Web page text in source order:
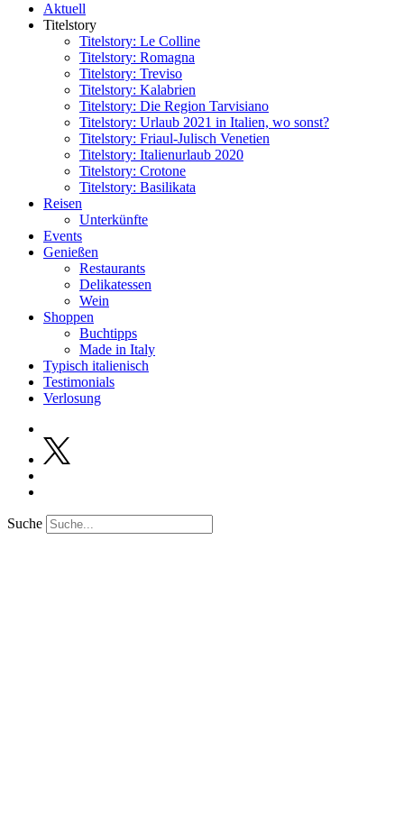
Aktuell
Titelstory
Titelstory: Le Colline
Titelstory: Romagna
Titelstory: Treviso
Titelstory: Kalabrien
Titelstory: Die Region Tarvisiano
Titelstory: Urlaub 2021 in Italien, wo sonst?
Titelstory: Friaul-Julisch Venetien
Titelstory: Italienurlaub 2020
Titelstory: Crotone
Titelstory: Basilikata
Reisen
Unterkünfte
Events
Genießen
Restaurants
Delikatessen
Wein
Shoppen
Buchtipps
Made in Italy
Typisch italienisch
Testimonials
Verlosung
Suche